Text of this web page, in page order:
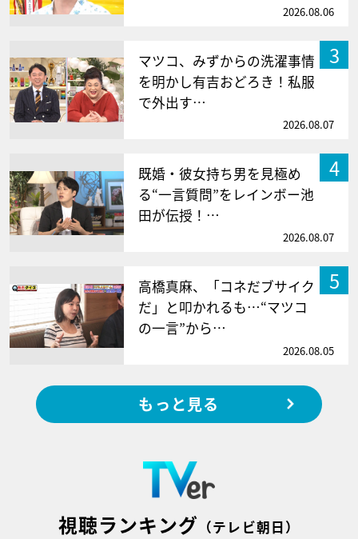
2026.08.06
3
マツコ、みずからの洗濯事情
を明かし有吉おどろき！私服
で外出す…
2026.08.07
4
既婚・彼女持ち男を見極め
る“一言質問”をレインボー池
田が伝授！…
2026.08.07
5
高橋真麻、「コネだブサイク
だ」と叩かれるも…“マツコ
の一言”から…
2026.08.05
もっと見る
視聴ランキング （テレビ朝日）